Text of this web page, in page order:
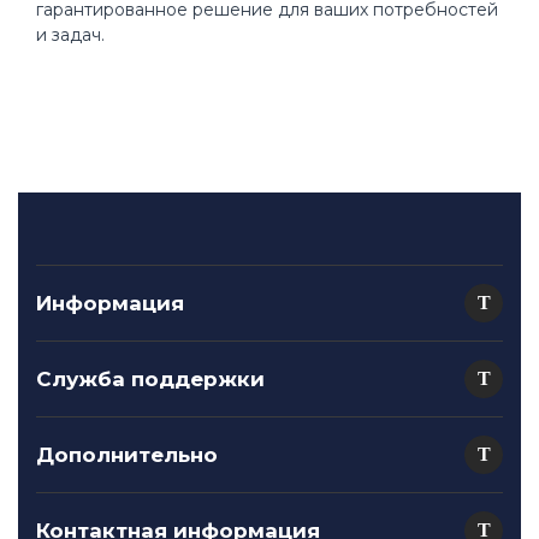
гарантированное решение для ваших потребностей
и задач.
Информация
Служба поддержки
Дополнительно
Контактная информация